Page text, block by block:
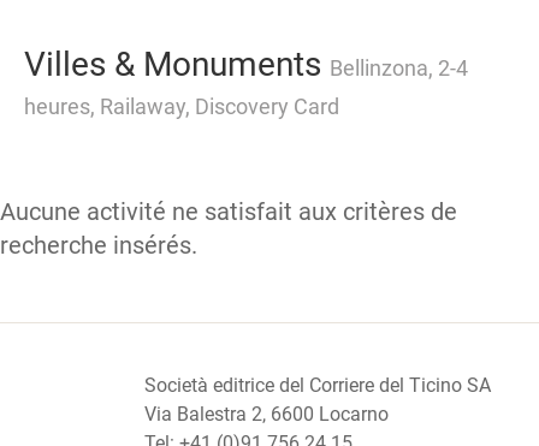
Villes & Monuments Bellinzona, 2-4
heures, Railaway, Discovery Card
Aucune activité ne satisfait aux critères de
recherche insérés.
Società editrice del Corriere del Ticino SA
Via Balestra 2, 6600 Locarno